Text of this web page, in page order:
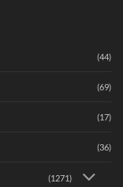
(44)
(69)
(17)
(36)
(1271)